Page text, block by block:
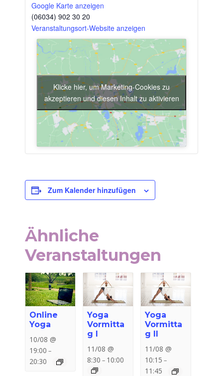
Google Karte anzeigen
(06034) 902 30 20
Veranstaltungsort-Website anzeigen
Klicke hier, um Marketing-Cookies zu
akzeptieren und diesen Inhalt zu aktivieren
Zum Kalender hinzufügen
Ähnliche
Veranstaltungen
Online
Yoga
10/08 @
19:00 –
20:30
Yoga
Vormitta
g I
11/08 @
8:30 – 10:00
Yoga
Vormitta
g II
11/08 @
10:15 –
11:45